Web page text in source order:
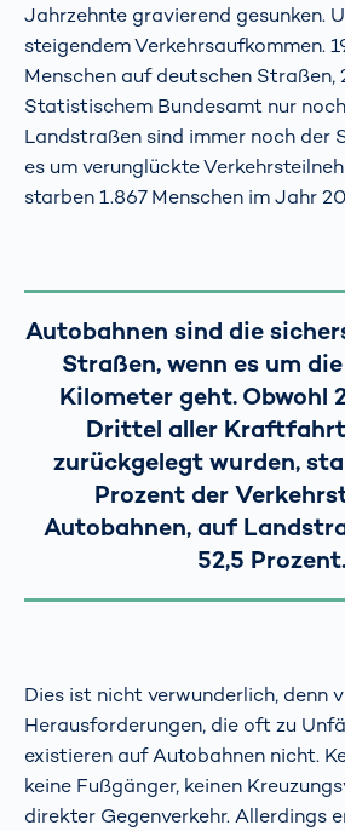
Jahrzehnte gravierend gesunken.
steigendem Verkehrsaufkommen.
Menschen auf deutschen Straßen,
Statistischem Bundesamt nur
Landstraßen sind immer noch der
es um verunglückte
starben 1.867 Menschen im Jahr
Autobahnen sind die
Straßen, wenn es um
Kilometer geht. Obwohl
Drittel aller
zurückgelegt wurden,
Prozent der
Autobahnen, auf
52,5 Prozent.
Dies ist nicht verwunderlich, denn
Herausforderungen, die oft zu
existieren auf Autobahnen nicht.
keine Fußgänger, keinen
direkter Gegenverkehr. Allerdings